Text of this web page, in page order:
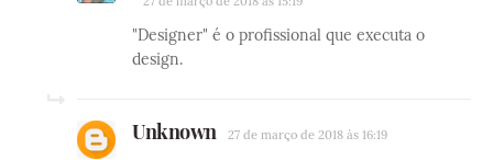
"Designer" é o profissional que executa o
design.
Unknown 27 de março de 2018 às 16:19